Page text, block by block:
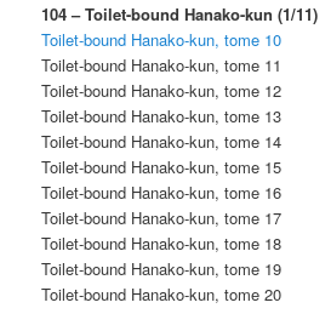
104 – Toilet-bound Hanako-kun (1/11)
Toilet-bound Hanako-kun, tome 10
Toilet-bound Hanako-kun, tome 11
Toilet-bound Hanako-kun, tome 12
Toilet-bound Hanako-kun, tome 13
Toilet-bound Hanako-kun, tome 14
Toilet-bound Hanako-kun, tome 15
Toilet-bound Hanako-kun, tome 16
Toilet-bound Hanako-kun, tome 17
Toilet-bound Hanako-kun, tome 18
Toilet-bound Hanako-kun, tome 19
Toilet-bound Hanako-kun, tome 20